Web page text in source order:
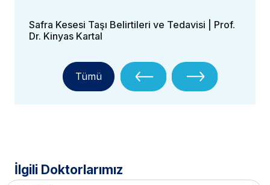
Safra Kesesi Taşı Belirtileri ve Tedavisi | Prof.
Dr. Kinyas Kartal
Tümü
İlgili Doktorlarımız